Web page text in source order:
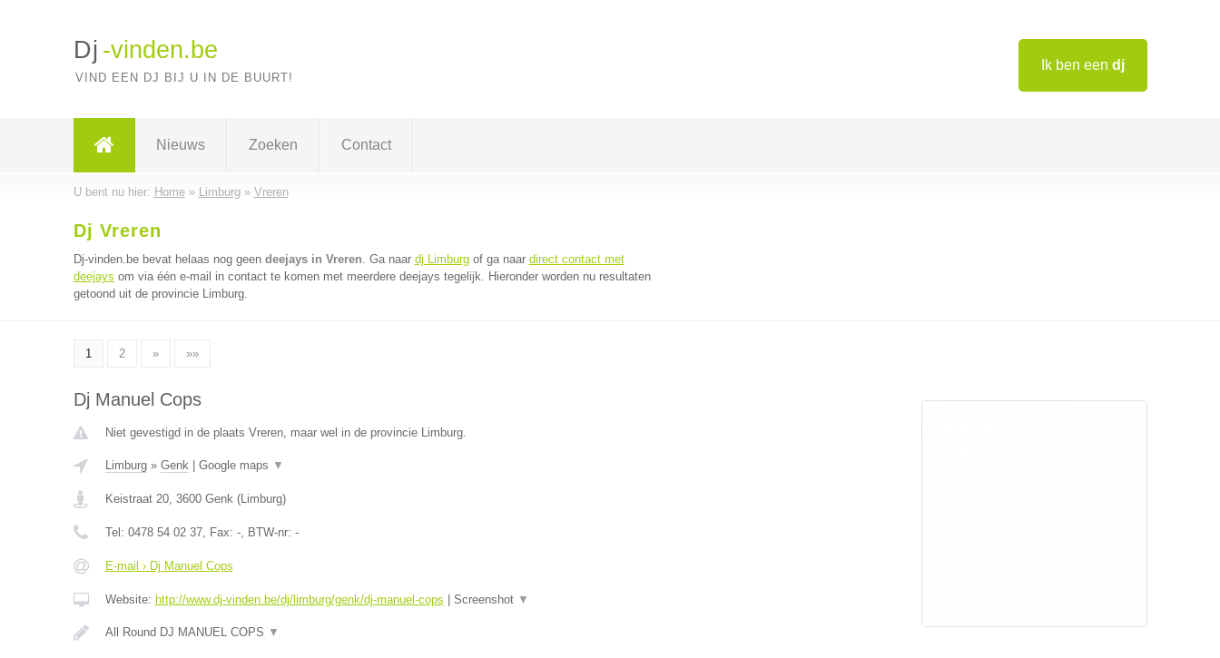
Ik ben een dj
Dj -vinden.be
VIND EEN DJ BIJ U IN DE BUURT!
Nieuws Zoeken Contact
U bent nu hier: Home» Limburg» Vreren
Dj Vreren
Dj-vinden.be bevat helaas nog geen deejays in Vreren. Ga naar dj Limburgof ga naar direct contact met
deejays om via één e-mail in contact te komen met meerdere deejays tegelijk. Hieronder worden nu resultaten
getoond uit de provincie Limburg.
1 2 » »»
Dj Manuel Cops
Niet gevestigd in de plaats Vreren, maar wel in de provincie Limburg.
Limburg» Genk| Google maps ▼
Keistraat 20, 3600 Genk(Limburg)
Tel: 0478 54 02 37, Fax: -, BTW-nr: -
E-mail › Dj Manuel Cops
Website: http://www.dj-vinden.be/dj/limburg/genk/dj-manuel-cops Screenshot ▼
All Round DJ MANUEL COPS ▼